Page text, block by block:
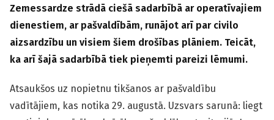
Zemessardze strādā ciešā sadarbībā ar operatīvajiem
dienestiem, ar pašvaldībām, runājot arī par civilo
aizsardzību un visiem šiem drošības plāniem. Teicāt,
ka arī šajā sadarbībā tiek pieņemti pareizi lēmumi.
Atsaukšos uz nopietnu tikšanos ar pašvaldību
vadītājiem, kas notika 29. augustā. Uzsvars sarunā: liegt